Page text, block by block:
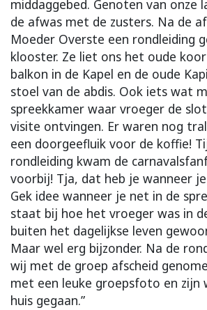
middaggebed. Genoten van onze
de afwas met de zusters. Na de
Moeder Overste een rondleiding
klooster. Ze liet ons het oude
balkon in de Kapel en de oude
stoel van de abdis. Ook iets wat
spreekkamer waar vroeger de
visite ontvingen. Er waren nog
een doorgeefluik voor de koffie!
rondleiding kwam de
voorbij! Tja, dat heb je wanneer
Gek idee wanneer je net in de
staat bij hoe het vroeger was in
buiten het dagelijkse leven
Maar wel erg bijzonder. Na de
wij met de groep afscheid
met een leuke groepsfoto en zijn
huis gegaan.”